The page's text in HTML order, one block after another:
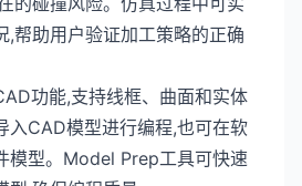
,帮助用户验证加工策略的正确
功能,支持线框、曲面和实体
入CAD模型进行编程,也可在软
模型。Model Prep工具可快速